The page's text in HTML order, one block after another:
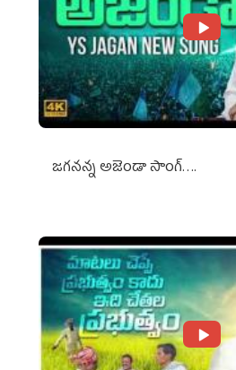
జగనన్న అజెండా సాంగ్….